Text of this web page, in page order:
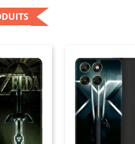
de protection pour Motorola
aux dimensions et aux
doit pas bouger, ne doit pas
naturellement. C’est
fiable tout en
prévues pour laisser un accès
latéraux, port de charge,
donc utiliser votre